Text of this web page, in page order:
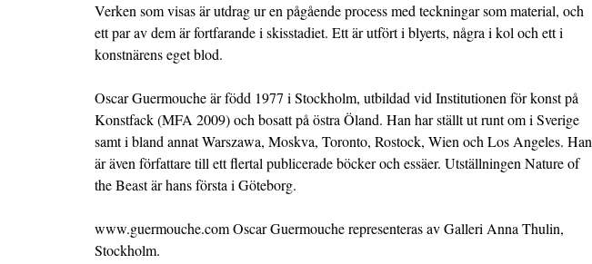
Verken som visas är utdrag ur en pågående process med teckningar som material, och
ett par av dem är fortfarande i skisstadiet. Ett är utfört i blyerts, några i kol och ett i
konstnärens eget blod.
Oscar Guermouche är född 1977 i Stockholm, utbildad vid Institutionen för konst på
Konstfack (MFA 2009) och bosatt på östra Öland. Han har ställt ut runt om i Sverige
samt i bland annat Warszawa, Moskva, Toronto, Rostock, Wien och Los Angeles. Han
är även författare till ett flertal publicerade böcker och essäer. Utställningen Nature of
the Beast är hans första i Göteborg.
www.guermouche.com Oscar Guermouche representeras av Galleri Anna Thulin,
Stockholm.